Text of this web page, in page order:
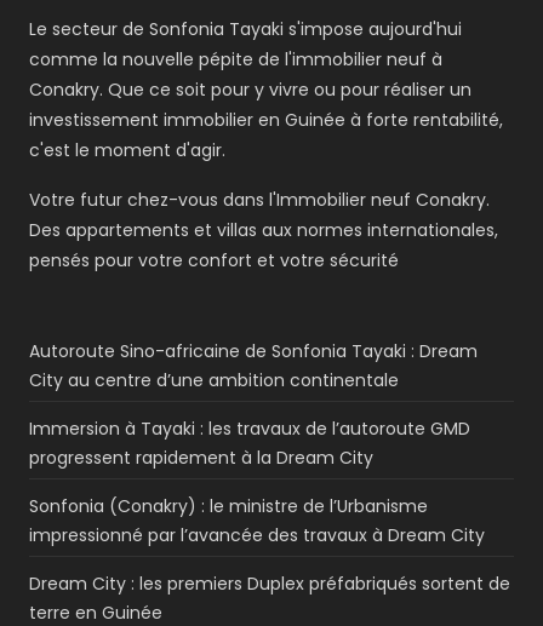
Le secteur de Sonfonia Tayaki s'impose aujourd'hui
comme la nouvelle pépite de l'immobilier neuf à
Conakry. Que ce soit pour y vivre ou pour réaliser un
investissement immobilier en Guinée à forte rentabilité,
c'est le moment d'agir.
Votre futur chez-vous dans l'Immobilier neuf Conakry.
Des appartements et villas aux normes internationales,
pensés pour votre confort et votre sécurité
Autoroute Sino-africaine de Sonfonia Tayaki : Dream
City au centre d’une ambition continentale
Immersion à Tayaki : les travaux de l’autoroute GMD
progressent rapidement à la Dream City
Sonfonia (Conakry) : le ministre de l’Urbanisme
impressionné par l’avancée des travaux à Dream City
Dream City : les premiers Duplex préfabriqués sortent de
terre en Guinée